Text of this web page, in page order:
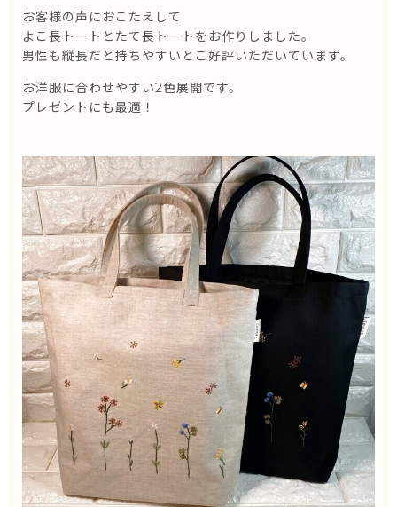
お客様の声におこたえして
よこ長トートとたて長トートをお作りしました。
男性も縦長だと持ちやすいとご好評いただいています。
お洋服に合わせやすい2色展開です。
プレゼントにも最適！